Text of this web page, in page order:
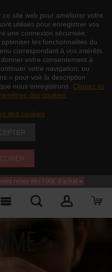
site web pour améliorer votre
utilisés pour enregistrer vos
une connexion sécurisée,
les fonctionnalités du
correspondant à vos intérêts.
votre consentement à
votre navigation, ou
» pour voir la description
nous enregistrons. Cliquez ici
des cookies.
des cookies
relais dès 100€ d'achat ♥